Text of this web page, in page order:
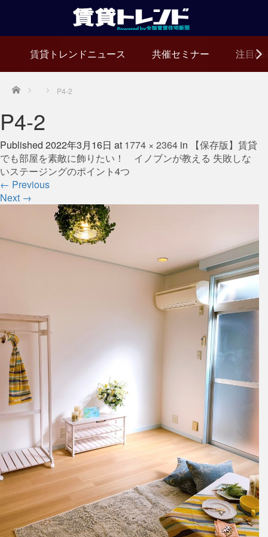
賃貸トレンドニュース 共催セミナー 注目の
Home P4-2
P4-2
Published 2022年3月16日 at 1774 × 2364 in
【保存版】賃貸
でも部屋を素敵に飾りたい！ イノブンが教える 失敗しな
いステージングのポイント4つ
← Previous
Next →